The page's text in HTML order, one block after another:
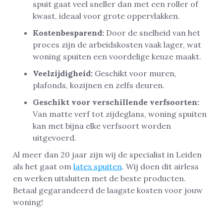
spuit gaat veel sneller dan met een roller of
kwast, ideaal voor grote oppervlakken.
Kostenbesparend: Door de snelheid van het
proces zijn de arbeidskosten vaak lager, wat
woning spuiten een voordelige keuze maakt.
Veelzijdigheid: Geschikt voor muren,
plafonds, kozijnen en zelfs deuren.
Geschikt voor verschillende verfsoorten:
Van matte verf tot zijdeglans, woning spuiten
kan met bijna elke verfsoort worden
uitgevoerd.
Al meer dan 20 jaar zijn wij de specialist in Leiden
als het gaat om latex spuiten. Wij doen dit airless
en werken uitsluiten met de beste producten.
Betaal gegarandeerd de laagste kosten voor jouw
woning!